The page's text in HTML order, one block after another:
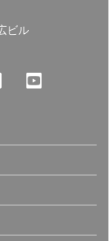
ビル